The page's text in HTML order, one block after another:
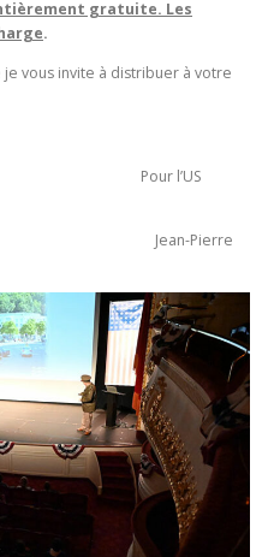
gratuite. Les
.
je vous invite à distribuer à votre